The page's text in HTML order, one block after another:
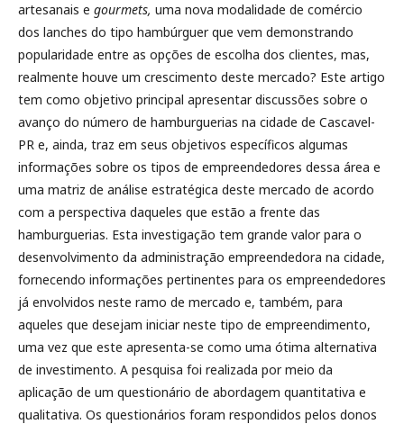
artesanais e gourmets, uma nova modalidade de comércio
dos lanches do tipo hambúrguer que vem demonstrando
popularidade entre as opções de escolha dos clientes, mas,
realmente houve um crescimento deste mercado? Este artigo
tem como objetivo principal apresentar discussões sobre o
avanço do número de hamburguerias na cidade de Cascavel-
PR e, ainda, traz em seus objetivos específicos algumas
informações sobre os tipos de empreendedores dessa área e
uma matriz de análise estratégica deste mercado de acordo
com a perspectiva daqueles que estão a frente das
hamburguerias. Esta investigação tem grande valor para o
desenvolvimento da administração empreendedora na cidade,
fornecendo informações pertinentes para os empreendedores
já envolvidos neste ramo de mercado e, também, para
aqueles que desejam iniciar neste tipo de empreendimento,
uma vez que este apresenta-se como uma ótima alternativa
de investimento. A pesquisa foi realizada por meio da
aplicação de um questionário de abordagem quantitativa e
qualitativa. Os questionários foram respondidos pelos donos